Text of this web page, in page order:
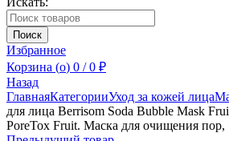
Зарегистрироваться
Поиск
Избранное
Корзина (o) 0 / 0 ₽
Назад
ГлавнаяКатегорииУход за кожей лица
для лица Berrisom Soda Bubble Mask
PoreTox Fruit. Маска для очищения пор,